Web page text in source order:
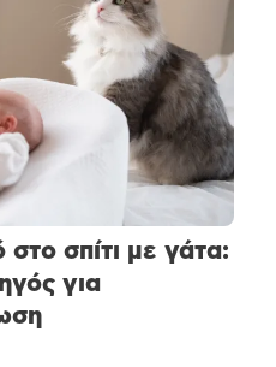
σπίτι με γάτα:
για